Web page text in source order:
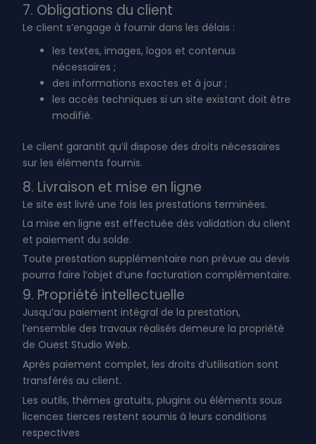
7. Obligations du client
Le client s’engage à fournir dans les délais :
les textes, images, logos et contenus
nécessaires ;
des informations exactes et à jour ;
les accès techniques si un site existant doit être
modifié.
Le client garantit qu’il dispose des droits nécessaires
sur les éléments fournis.
8. Livraison et mise en ligne
Le site est livré une fois les prestations terminées.
La mise en ligne est effectuée dès validation du client
et paiement du solde.
Toute prestation supplémentaire non prévue au devis
pourra faire l’objet d’une facturation complémentaire.
9. Propriété intellectuelle
Jusqu’au paiement intégral de la prestation,
l’ensemble des travaux réalisés demeure la propriété
de Ouest Studio Web.
Après paiement complet, les droits d’utilisation sont
transférés au client.
Les outils, thèmes gratuits, plugins ou éléments sous
licences tierces restent soumis à leurs conditions
respectives